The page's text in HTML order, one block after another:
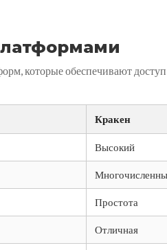
которые обеспечивают
Кракен
Высокий
Простота
Отличная